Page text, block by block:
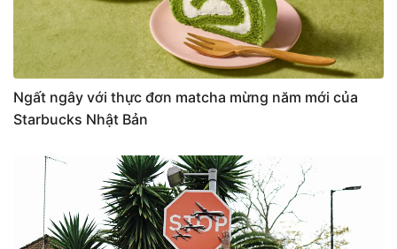
Ngất ngây với thực đơn matcha mừng năm mới của
Starbucks Nhật Bản